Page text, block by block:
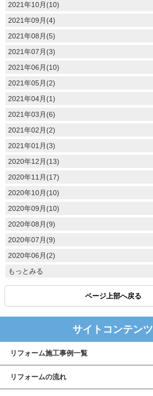
2021年10月(10)
2021年09月(4)
2021年08月(5)
2021年07月(3)
2021年06月(10)
2021年05月(2)
2021年04月(1)
2021年03月(6)
2021年02月(2)
2021年01月(3)
2020年12月(13)
2020年11月(17)
2020年10月(10)
2020年09月(10)
2020年08月(9)
2020年07月(9)
2020年06月(2)
もっとみる
ページ上部へ戻る
サイトコンテンツ
リフォーム施工事例一覧
リフォームの流れ